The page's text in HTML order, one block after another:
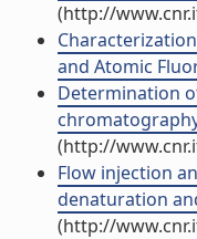
(http://
and Atomic
Determination
(http://
Flow injection
denaturation
(http://